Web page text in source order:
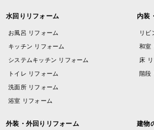
水回りリフォーム
お風呂 リフォーム
キッチン リフォーム
システムキッチン リフォーム
トイレ リフォーム
洗面所 リフォーム
浴室 リフォーム
内装
リビ
和室
床
階段
外装・外回りリフォーム 建物